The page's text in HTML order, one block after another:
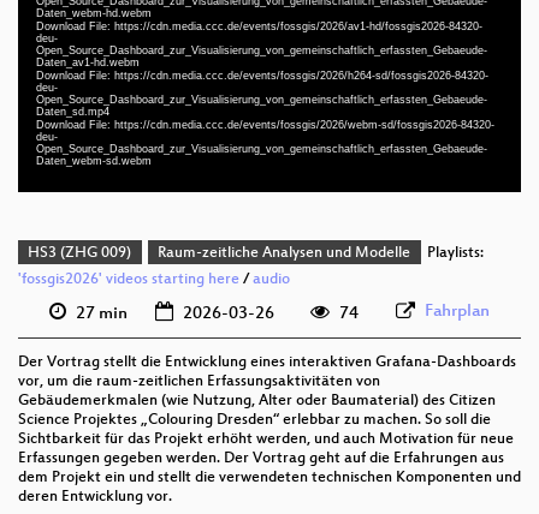
Daten_webm-hd.webm
Download File: https://cdn.media.ccc.de/events/fossgis/2026/av1-hd/fossgis2026-84320-
deu-
Open_Source_Dashboard_zur_Visualisierung_von_gemeinschaftlich_erfassten_Gebaeude-
Daten_av1-hd.webm
Download File: https://cdn.media.ccc.de/events/fossgis/2026/h264-sd/fossgis2026-84320-
deu-
Open_Source_Dashboard_zur_Visualisierung_von_gemeinschaftlich_erfassten_Gebaeude-
Daten_sd.mp4
Download File: https://cdn.media.ccc.de/events/fossgis/2026/webm-sd/fossgis2026-84320-
deu-
Open_Source_Dashboard_zur_Visualisierung_von_gemeinschaftlich_erfassten_Gebaeude-
Daten_webm-sd.webm
deu 1080p (webm;codecs=av01)
deu 576p (webm)
HS3 (ZHG 009) Raum-zeitliche Analysen und Modelle
Playlists:
'fossgis2026' videos starting here /audio
27 min 2026-03-26 74 Fahrplan
Der Vortrag stellt die Entwicklung eines interaktiven Grafana-Dashboards
vor, um die raum-zeitlichen Erfassungsaktivitäten von
Gebäudemerkmalen (wie Nutzung, Alter oder Baumaterial) des Citizen
Science Projektes „Colouring Dresden“ erlebbar zu machen. So soll die
Sichtbarkeit für das Projekt erhöht werden, und auch Motivation für neue
Erfassungen gegeben werden. Der Vortrag geht auf die Erfahrungen aus
dem Projekt ein und stellt die verwendeten technischen Komponenten und
deren Entwicklung vor.